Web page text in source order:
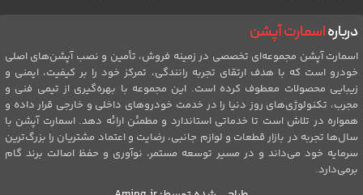
دربارهاسمارت آپشن
اسمارت آپشن مجموعه‌ای تخصصی در زمینه فروش، تأمین و نصب آپشن‌های اصلی
خودرو است که با هدف ارتقای تجربه رانندگی، تمرکز خود را بر کیفیت، ایمنی و
زیبایی محصولات معطوف کرده است. این مجموعه با بهره‌گیری از تیمی فنی و
مجرب، تکنولوژی‌های روز دنیا را در خدمت خودروهای داخلی و خارجی قرار داده و
همواره در تلاش است تا خدماتی استاندارد و مطمئن ارائه دهد. اسمارت آپشن با
سال‌ها تجربه در بازار قطعات و لوازم جانبی، رضایت و اعتماد مشتریان را بزرگ‌ترین
سرمایه خود می‌داند و در مسیر توسعه مستمر، نوآوری و حفظ اصالت برند گام
برمی‌دارد.